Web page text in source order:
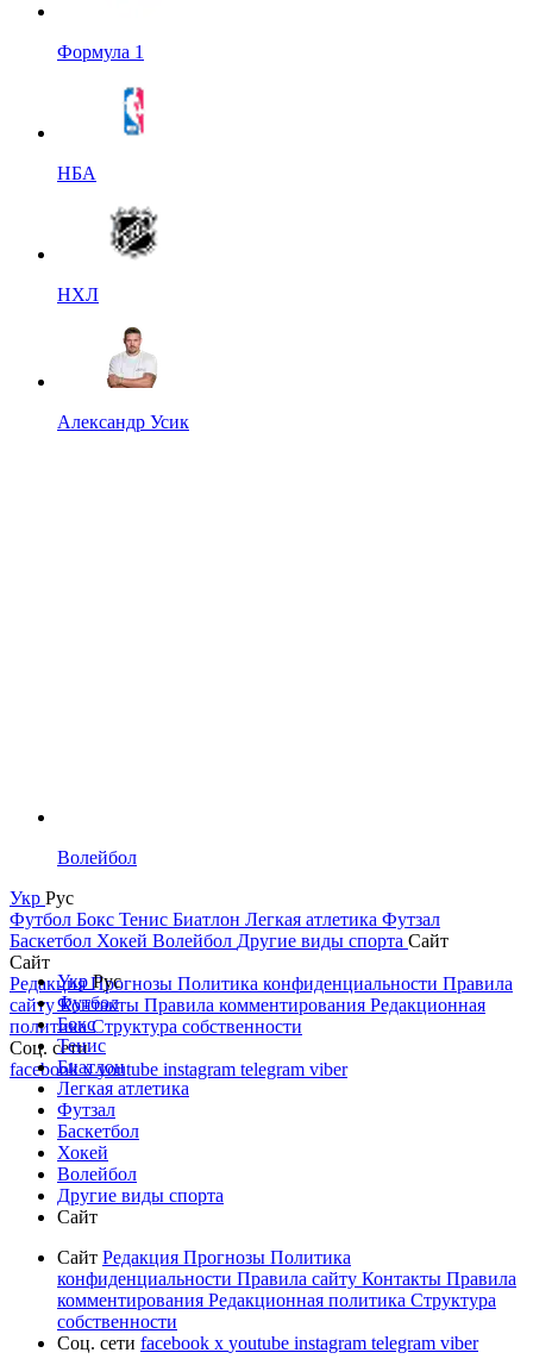
Формула 1
НБА
НХЛ
Александр Усик
Волейбол
Укр Рус
Футбол Бокс Тенис Биатлон Легкая атлетика Футзал
Баскетбол Хокей Волейбол Другие виды спорта Сайт
Сайт
РедакцияПрогнозы Политика конфиденциальности Правила
сайтуКонтакты Правила комментирования Редакционная
политикаСтруктура собственности
Соц. сети
facebookxyoutube instagram telegram viber
УкрРус
Футбол
Бокс
Тенис
Биатлон
Легкая атлетика
Футзал
Баскетбол
Хокей
Волейбол
Другие виды спорта
Сайт
Сайт Редакция Прогнозы Политика
конфиденциальности Правила сайту Контакты Правила
комментирования Редакционная политика Структура
собственности
Соц. сети facebook x youtube instagram telegram viber